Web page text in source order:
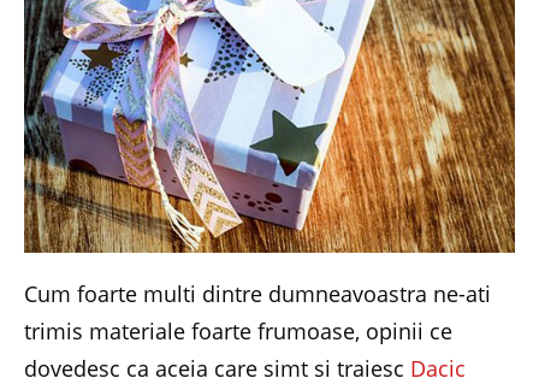
Cum foarte multi dintre dumneavoastra ne-ati
trimis materiale foarte frumoase, opinii ce
dovedesc ca aceia care simt si traiesc Dacic